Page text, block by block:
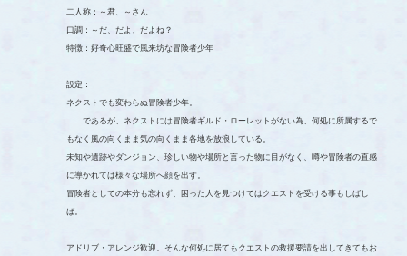
二人称：～君、～さん
口調：～だ、だよ、だよね？
特徴：好奇心旺盛で風来坊な冒険者少年
設定：
ネクストでも変わらぬ冒険者少年。
……であるが、ネクストには冒険者ギルド・ローレットがない為、何処に所属するで
もなく風の向くまま気の向くまま各地を放浪している。
未知や遺跡やダンジョン、珍しい物や場所と言った物に目がなく、噂や冒険者の直感
に導かれては様々な場所へ顔を出す。
冒険者としての本分も忘れず、困った人を見つけてはクエストを受ける事もしばし
ば。
アドリブ・アレンジ歓迎。そんな何処に居てもクエストの救援要請を出してきてもお